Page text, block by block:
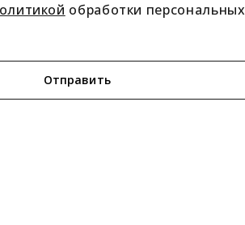
обработки персональных
Отправить